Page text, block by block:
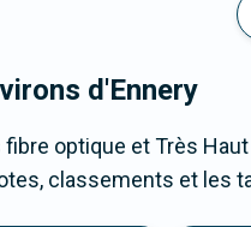
d'Ennery
optique et Très
classements et les